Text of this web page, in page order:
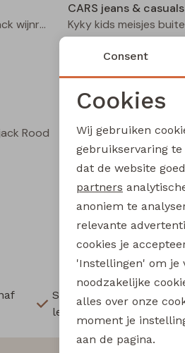
Kyky kids meisjes buiten jack wijnrood
CARS jeans & casuals
Kyky kids meisjes
Rood
Snelle en betrouwbare
levering
Noodzakelijke
Analytische
Consent
Cookies
Wij gebruiken
gebruikservaring
dat de website
partners
anoniem te
relevante
cookies je
'Instellingen' om je
noodzakelijke
alles over onze
moment je
aan de pagina.